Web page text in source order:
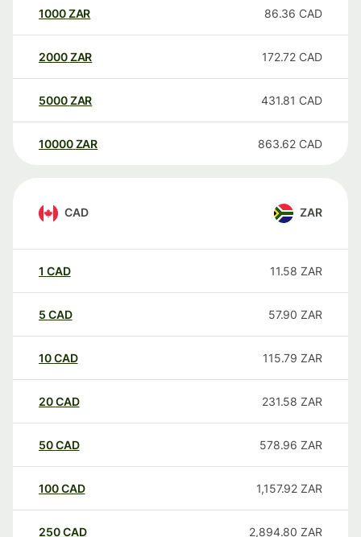
1000ZAR 86.36 CAD
2000ZAR 172.72 CAD
5000ZAR 431.81 CAD
10000 ZAR 863.62 CAD
CAD ZAR
1 CAD 11.58 ZAR
5 CAD 57.90 ZAR
10CAD 115.79 ZAR
20CAD 231.58 ZAR
50CAD 578.96 ZAR
100CAD 1,157.92 ZAR
250CAD 2,894.80 ZAR